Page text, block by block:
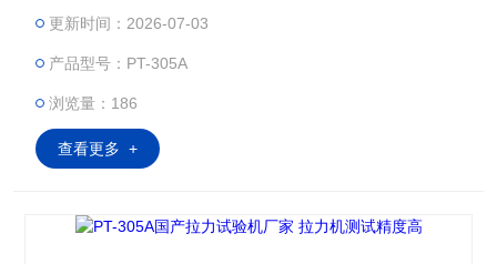
更新时间：2026-07-03
产品型号：PT-305A
浏览量：186
查看更多 +